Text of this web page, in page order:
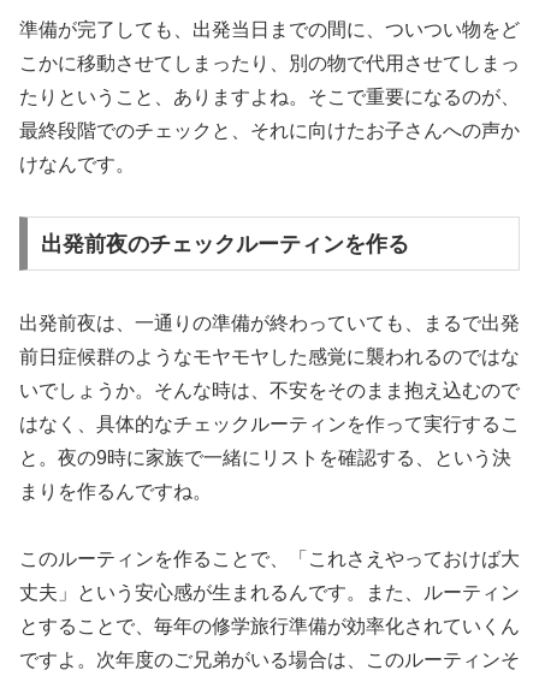
準備が完了しても、出発当日までの間に、ついつい物をど
こかに移動させてしまったり、別の物で代用させてしまっ
たりということ、ありますよね。そこで重要になるのが、
最終段階でのチェックと、それに向けたお子さんへの声か
けなんです。
出発前夜のチェックルーティンを作る
出発前夜は、一通りの準備が終わっていても、まるで出発
前日症候群のようなモヤモヤした感覚に襲われるのではな
いでしょうか。そんな時は、不安をそのまま抱え込むので
はなく、具体的なチェックルーティンを作って実行するこ
と。夜の9時に家族で一緒にリストを確認する、という決
まりを作るんですね。
このルーティンを作ることで、「これさえやっておけば大
丈夫」という安心感が生まれるんです。また、ルーティン
とすることで、毎年の修学旅行準備が効率化されていくん
ですよ。次年度のご兄弟がいる場合は、このルーティンそ